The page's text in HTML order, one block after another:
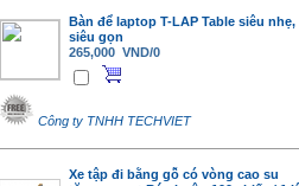
Bàn để laptop T-LAP Table siêu nhẹ,
siêu gọn
265,000 VND/0
Công ty TNHH TECHVIET
Xe tập đi bằng gỗ có vòng cao su